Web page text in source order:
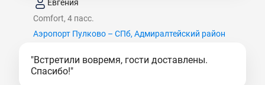
Евгения
Comfort, 4 пасс.
Аэропорт Пулково – СПб, Адмиралтейский район
"Встретили вовремя, гости доставлены.
Спасибо!"